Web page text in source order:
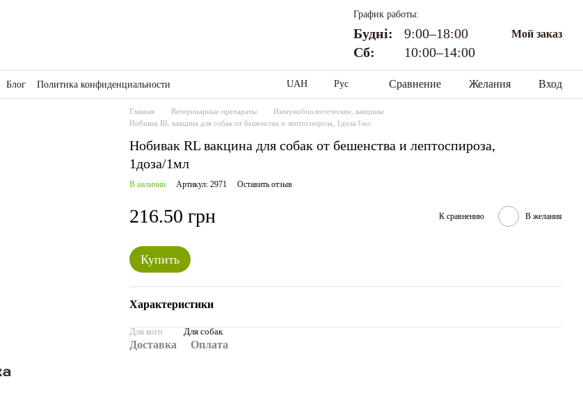
График работы:
Будні:
9:00–18:00
Сб:
10:00–14:00
Мой заказ
Блог
Политика конфиденциальности
UAH Рус Сравнение Желания Вход
Главная Ветеринарные препараты
Иммунобиологические, вакцины
Нобивак RL вакцина для собак от бешенства и лептоспироза, 1доза/1мл
Нобивак RL вакцина для собак от бешенства и лептоспироза,
1доза/1мл
В наличии Артикул: 2971 Оставить отзыв
216.50 грн К сравнению В желания
Купить
Характеристики
Для кого Для собак
Доставка Оплата